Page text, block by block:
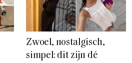
Zwoel, nostalgisch,
simpel: dit zijn dé